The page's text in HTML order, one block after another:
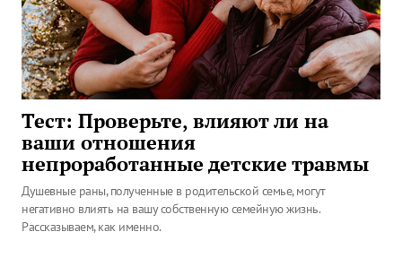
Тест: Проверьте, влияют ли на
ваши отношения
непроработанные детские травмы
Душевные раны, полученные в родительской семье, могут
негативно влиять на вашу собственную семейную жизнь.
Рассказываем, как именно.